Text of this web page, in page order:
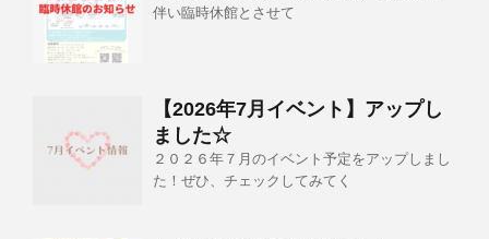
伴い臨時休館とさせて
【2026年7月イベント】アップし
ました☆
２０２６年７月のイベント予定をアップしまし
た！ぜひ、チェックしてみてく